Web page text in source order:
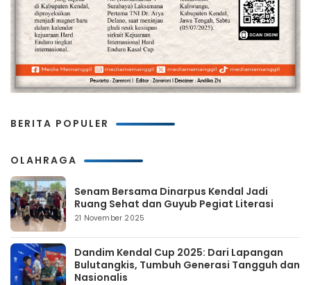
BERITA POPULER
OLAHRAGA
Senam Bersama Dinarpus Kendal Jadi
Ruang Sehat dan Guyub Pegiat Literasi
21 November 2025
Dandim Kendal Cup 2025: Dari Lapangan
Bulutangkis, Tumbuh Generasi Tangguh dan
Nasionalis